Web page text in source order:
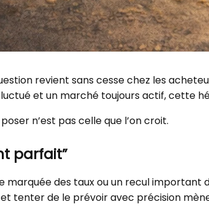
revient sans cesse chez les
et un marché toujours actif, cette
n’est pas celle que l’on croit.
parfait”
des taux ou un recul important
tenter de le prévoir avec précision